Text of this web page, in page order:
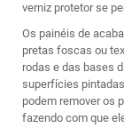
verniz protetor se
Os painéis de
pretas foscas ou
rodas e das bases
superfícies
podem remover os
fazendo com que